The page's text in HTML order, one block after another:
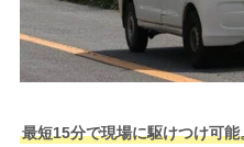
最短15分で現場に駆けつけ可能